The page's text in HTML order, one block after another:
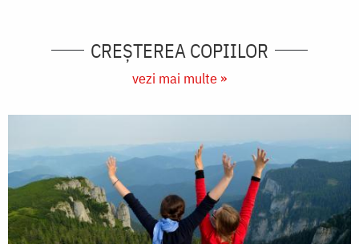
CREŞTEREA COPIILOR
vezi mai multe »